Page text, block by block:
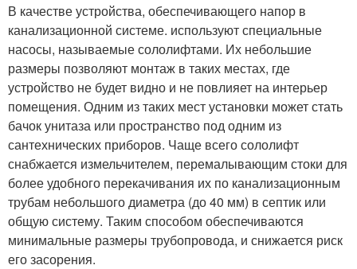
В качестве устройства, обеспечивающего напор в
канализационной системе. используют специальные
насосы, называемые сололифтами. Их небольшие
размеры позволяют монтаж в таких местах, где
устройство не будет видно и не повлияет на интерьер
помещения. Одним из таких мест установки может стать
бачок унитаза или пространство под одним из
сантехнических приборов. Чаще всего сололифт
снабжается измельчителем, перемалывающим стоки для
более удобного перекачивания их по канализационным
трубам небольшого диаметра (до 40 мм) в септик или
общую систему. Таким способом обеспечиваются
минимальные размеры трубопровода, и снижается риск
его засорения.